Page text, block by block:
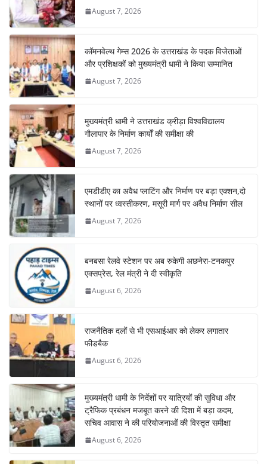
o
k
p August 7, 2026
कॉमनवेल्थ गेम्स 2026 के उत्तराखंड के पदक विजेताओं
और प्रशिक्षकों को मुख्यमंत्री धामी ने किया सम्मानित
August 7, 2026
मुख्यमंत्री धामी ने उत्तराखंड क्रीड़ा विश्वविद्यालय
गौलापार के निर्माण कार्यों की समीक्षा की
August 7, 2026
एमडीडीए का अवैध प्लाटिंग और निर्माण पर बड़ा एक्शन,दो
स्थानों पर ध्वस्तीकरण, मसूरी मार्ग पर अवैध निर्माण सील
August 7, 2026
बनबसा रेलवे स्टेशन पर अब रुकेगी अछनेरा-टनकपुर
एक्सप्रेस, रेल मंत्री ने दी स्वीकृति
August 6, 2026
राजनैतिक दलों से भी एसआईआर को लेकर लगातार
फीडबैक
August 6, 2026
मुख्यमंत्री धामी के निर्देशों पर यात्रियों की सुविधा और
ट्रैफिक प्रबंधन मजबूत करने की दिशा में बड़ा कदम,
सचिव आवास ने की परियोजनाओं की विस्तृत समीक्षा
August 6, 2026